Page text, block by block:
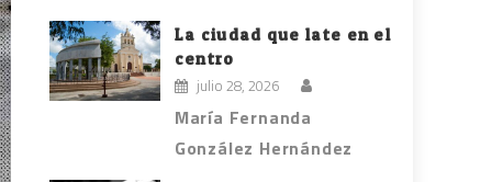
La ciudad que late en el
centro
julio 28, 2026
María Fernanda
González Hernández